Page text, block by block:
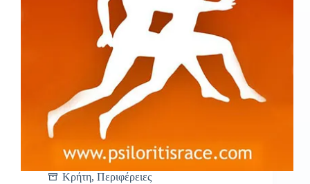
Κρήτη, Περιφέρειες